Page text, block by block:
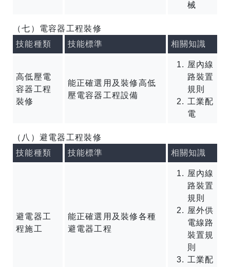
械
（七）電容器工程裝修
技能種類
技能標準 相關知識
高低壓電
容器工程
裝修
能正確選用及裝修高低
壓電容器工程設備
屋內線
路裝置
規則
工業配
電
（八）避電器工程裝修
技能種類
技能標準 相關知識
避電器工
程施工
能正確選用及裝修各種
避電器工程
屋內線
路裝置
規則
屋外供
電線路
裝置規
則
工業配